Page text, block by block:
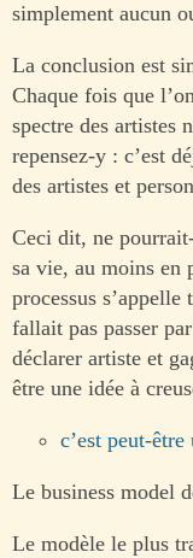
simplement aucun
La conclusion est
Chaque fois que
spectre des artistes
repensez-y : c’est
des artistes et
Ceci dit, ne
sa vie, au moins en
processus
fallait pas passer
déclarer artiste et
être une idée à
c’est peut-
Le business model
Le modèle le plus